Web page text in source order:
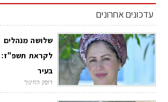
עדכונים אחרונים
שלושה מנהלים
לקראת תשפ"ז:
בעיר
דופק החינוך